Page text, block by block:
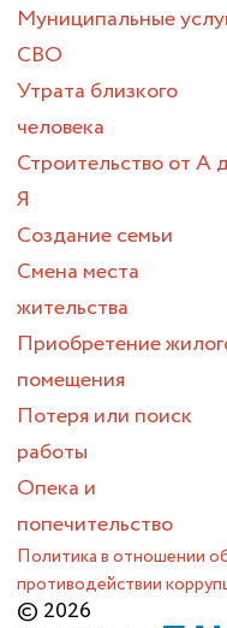
Муниципальные
СВО
Утрата близкого
человека
Строительство от А
Я
Создание семьи
Смена места
жительства
Приобретение
помещения
Потеря или поиск
работы
Опека и
попечительство
Политика в отношении
противодействии
© 2026